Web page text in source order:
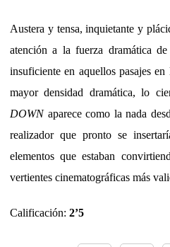
Austera y tensa, inquietante y
atención a la fuerza dramática
insuficiente en aquellos pasajes
mayor densidad dramática, lo
DOWNaparece como la nada
realizador que pronto se
elementos que estaban
vertientes cinematográficas más
Calificación: 2’5